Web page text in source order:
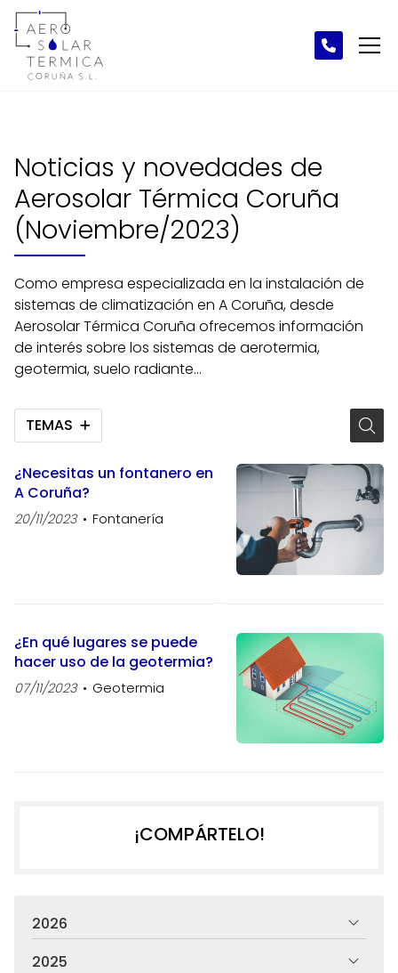
Noticias y novedades de
Aerosolar Térmica Coruña
(Noviembre/2023)
Como empresa especializada en la instalación de
sistemas de climatización en A Coruña, desde
Aerosolar Térmica Coruña ofrecemos información
de interés sobre los sistemas de aerotermia,
geotermia, suelo radiante...
TEMAS
¿Necesitas un fontanero en
A Coruña?
20/11/2023 Fontanería
¿En qué lugares se puede
hacer uso de la geotermia?
07/11/2023 Geotermia
¡COMPÁRTELO!
2026
2025